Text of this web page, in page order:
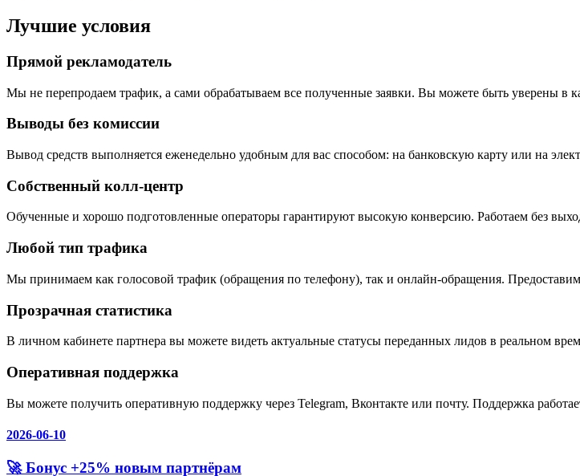
Лучшие условия
Прямой рекламодатель
Мы не перепродаем трафик, а сами обрабатываем все полученные заявки. Вы можете быть уверены в
Выводы без комиссии
Вывод средств выполняется еженедельно удобным для вас способом: на банковскую карту или на
Собственный колл-центр
Обученные и хорошо подготовленные операторы гарантируют высокую конверсию. Работаем без
Любой тип трафика
Мы принимаем как голосовой трафик (обращения по телефону), так и онлайн-обращения.
Прозрачная статистика
В личном кабинете партнера вы можете видеть актуальные статусы переданных лидов в реальном
Оперативная поддержка
Вы можете получить оперативную поддержку через Telegram, Вконтакте или почту. Поддержка
2026-06-10
🚀 Бонус +25% новым партнёрам